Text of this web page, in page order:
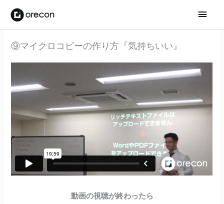
メ
イ
メ
ュ
⑨マイクロコピーの作り方『気持ちいい』
動画の視聴が終わったら